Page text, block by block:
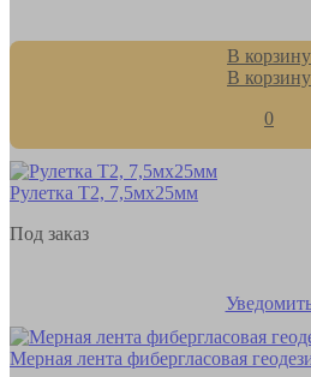
В корзину
В корзину
0
Рулетка Т2, 7,5мх25мм
Под заказ
Мерная лента фибергласовая